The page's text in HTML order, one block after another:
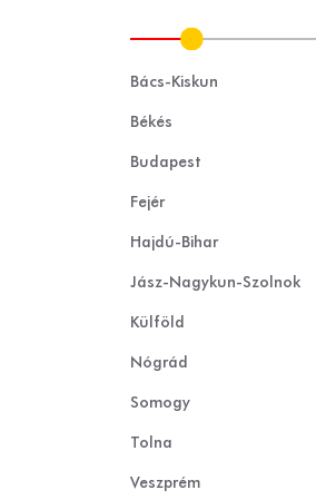
Bács-Kiskun
Békés
Budapest
Fejér
Hajdú-Bihar
Jász-Nagykun-Szolnok
Külföld
Nógrád
Somogy
Tolna
Veszprém